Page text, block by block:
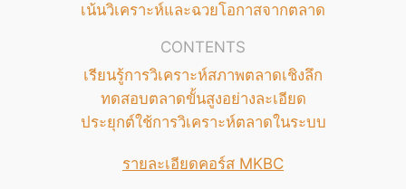
เน้นวิเคราะห์และฉวยโอกาสจากตลาด
CONTENTS
เรียนรู้การวิเคราะห์สภาพตลาดเชิงลึก
ทดสอบตลาดขั้นสูงอย่างละเอียด
ประยุกต์ใช้การวิเคราะห์ตลาดในระบบ
รายละเอียดคอร์ส MKBC